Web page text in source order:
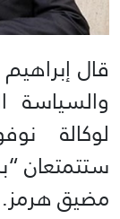
قال
والسياسة
لوكالة
ستتمتعان
مضيق هرمز.